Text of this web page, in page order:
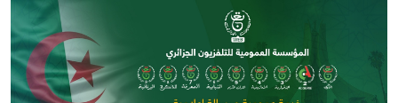
Skip to main content